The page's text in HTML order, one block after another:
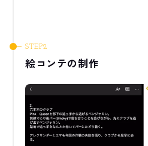
絵コンテの制作